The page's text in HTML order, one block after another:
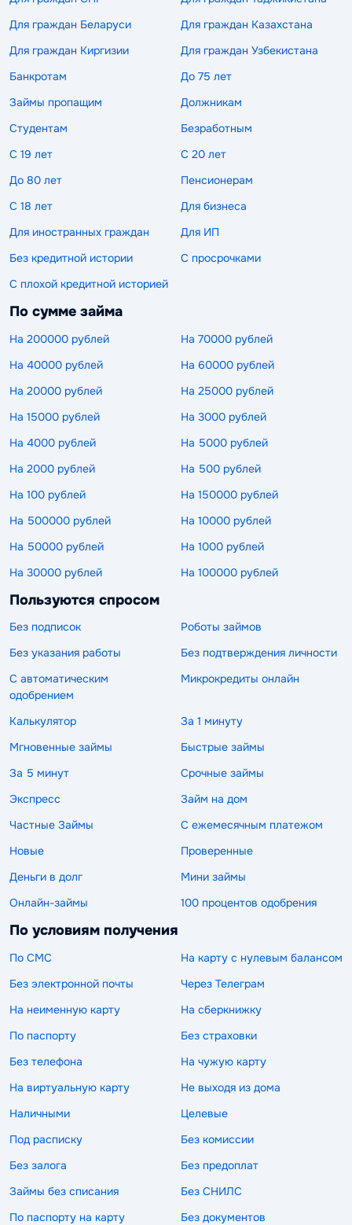
Для граждан Беларуси
Для граждан Казахстана
Для граждан Киргизии
Для граждан Узбекистана
Банкротам
До 75 лет
Займы пропащим
Должникам
Студентам
Безработным
С 19 лет
С 20 лет
До 80 лет
Пенсионерам
С 18 лет
Для бизнеса
Для иностранных граждан
Для ИП
Без кредитной истории
С просрочками
С плохой кредитной историей
По сумме займа
На 200000 рублей
На 70000 рублей
На 40000 рублей
На 60000 рублей
На 20000 рублей
На 25000 рублей
На 15000 рублей
На 3000 рублей
На 4000 рублей
На 5000 рублей
На 2000 рублей
На 500 рублей
На 100 рублей
На 150000 рублей
На 500000 рублей
На 10000 рублей
На 50000 рублей
На 1000 рублей
На 30000 рублей
На 100000 рублей
Пользуются спросом
Без подписок
Роботы займов
Без указания работы
Без подтверждения личности
С автоматическим
одобрением
Микрокредиты онлайн
Калькулятор
За 1 минуту
Мгновенные займы
Быстрые займы
За 5 минут
Срочные займы
Экспресс
Займ на дом
Частные Займы
С ежемесячным платежом
Новые
Проверенные
Деньги в долг
Мини займы
Онлайн-займы
100 процентов одобрения
По условиям получения
По СМС
На карту с нулевым балансом
Без электронной почты
Через Телеграм
На неименную карту
На сберкнижку
По паспорту
Без страховки
Без телефона
На чужую карту
На виртуальную карту
Не выходя из дома
Наличными
Целевые
Под расписку
Без комиссии
Без залога
Без предоплат
Займы без списания
Без СНИЛС
По паспорту на карту
Без документов